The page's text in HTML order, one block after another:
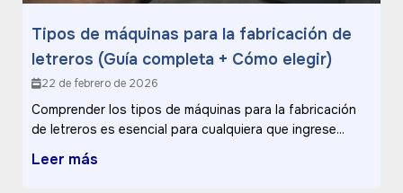
Tipos de máquinas para la fabricación de
letreros (Guía completa + Cómo elegir)
22 de febrero de 2026
Comprender los tipos de máquinas para la fabricación
de letreros es esencial para cualquiera que ingrese...
Leer más